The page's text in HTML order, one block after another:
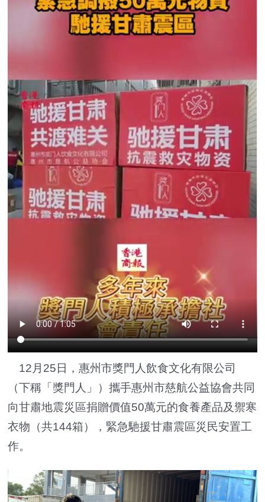
12月25日，惠州市獎門人飲食文化有限公司
（下稱「獎門人」）攜手惠州市慈航公益協會共同
向甘肅地震災區捐贈價值50萬元的食養產品及禦寒
衣物（共144箱），緊急馳援甘肅震區災民安置工
作。